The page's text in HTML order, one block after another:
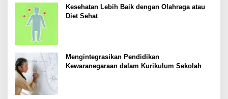
Kesehatan Lebih Baik dengan Olahraga atau
Diet Sehat
Mengintegrasikan Pendidikan
Kewaranegaraan dalam Kurikulum Sekolah